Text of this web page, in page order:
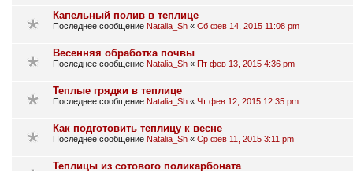
Капельный полив в теплице
Последнее сообщение Natalia_Sh « Сб фев 14, 2015 11:08 pm
Весенняя обработка почвы
Последнее сообщение Natalia_Sh « Пт фев 13, 2015 4:36 pm
Теплые грядки в теплице
Последнее сообщение Natalia_Sh « Чт фев 12, 2015 12:35 pm
Как подготовить теплицу к весне
Последнее сообщение Natalia_Sh « Ср фев 11, 2015 3:11 pm
Теплицы из сотового поликарбоната